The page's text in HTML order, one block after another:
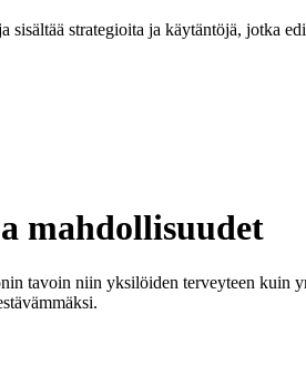
strategioita ja käytäntöjä, jotka
mahdollisuudet
tavoin niin yksilöiden terveyteen kuin